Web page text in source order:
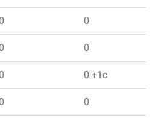
0 0
0 0
0 0 +1c
0 0